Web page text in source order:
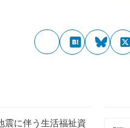
震に伴う生活福祉資